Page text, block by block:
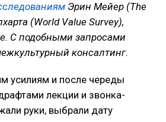
Эрин Мейер (The
(World Value Survey),
С подобными запросами
консалтинг.
усилиям и после череды
лекции и звонка-
руки, выбрали дату